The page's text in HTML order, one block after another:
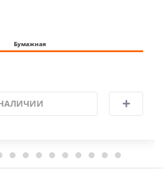
Бумажная